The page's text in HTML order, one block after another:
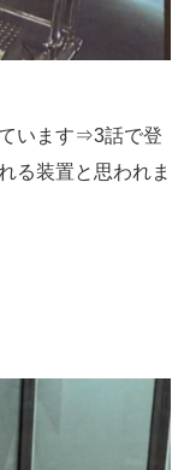
います⇒3話で登
る装置と思われま